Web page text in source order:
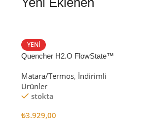
YENI
Quencher H2.O FlowState™
Matara/Termos, İndirimli
Ürünler
stokta
₺3.929,00